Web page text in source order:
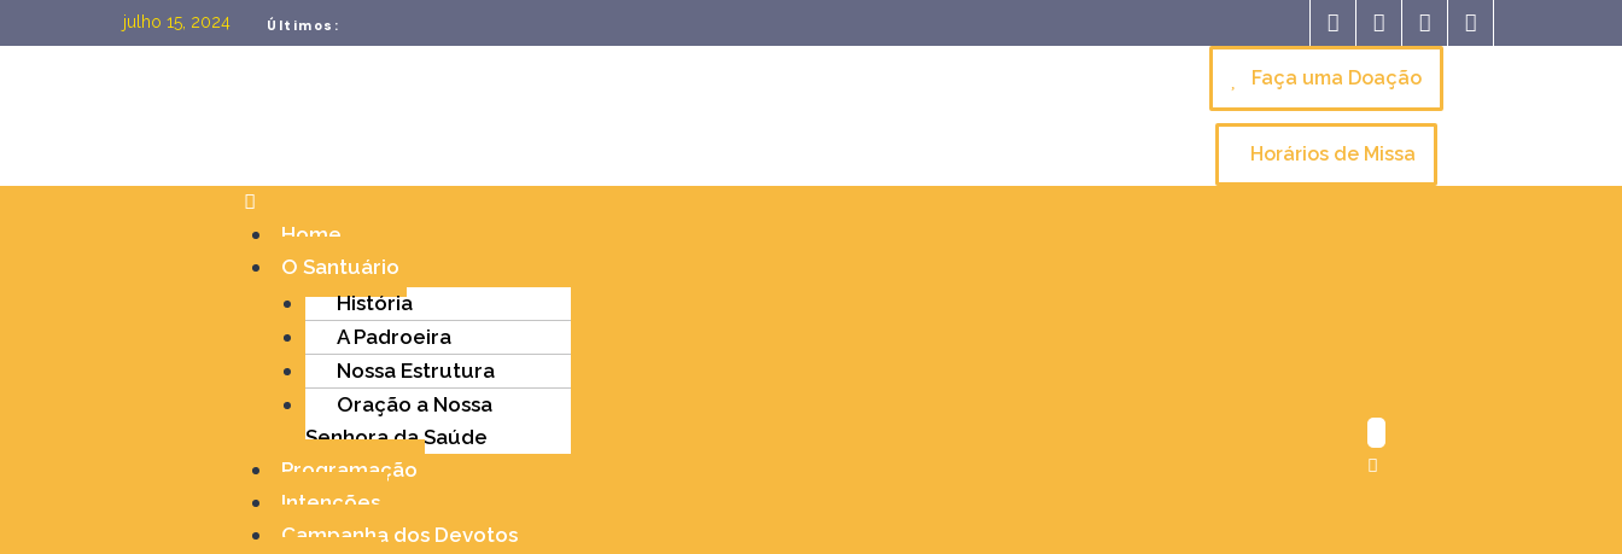
julho 15, 2024 Últimos:
Faça uma Doação
Horários de Missa
Home
O Santuário
História
A Padroeira
Nossa Estrutura
Oração a Nossa
Senhora da Saúde
Programação
Intenções
Campanha dos Devotos